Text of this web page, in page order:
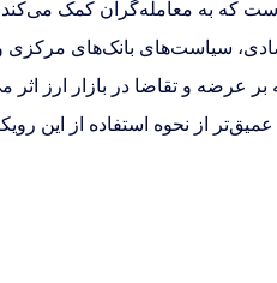
است که به معامله‌گران کمک
سیاست‌های بانک‌های مرکزی و
عرضه و تقاضا در بازار ارز
از نحوه استفاده از این